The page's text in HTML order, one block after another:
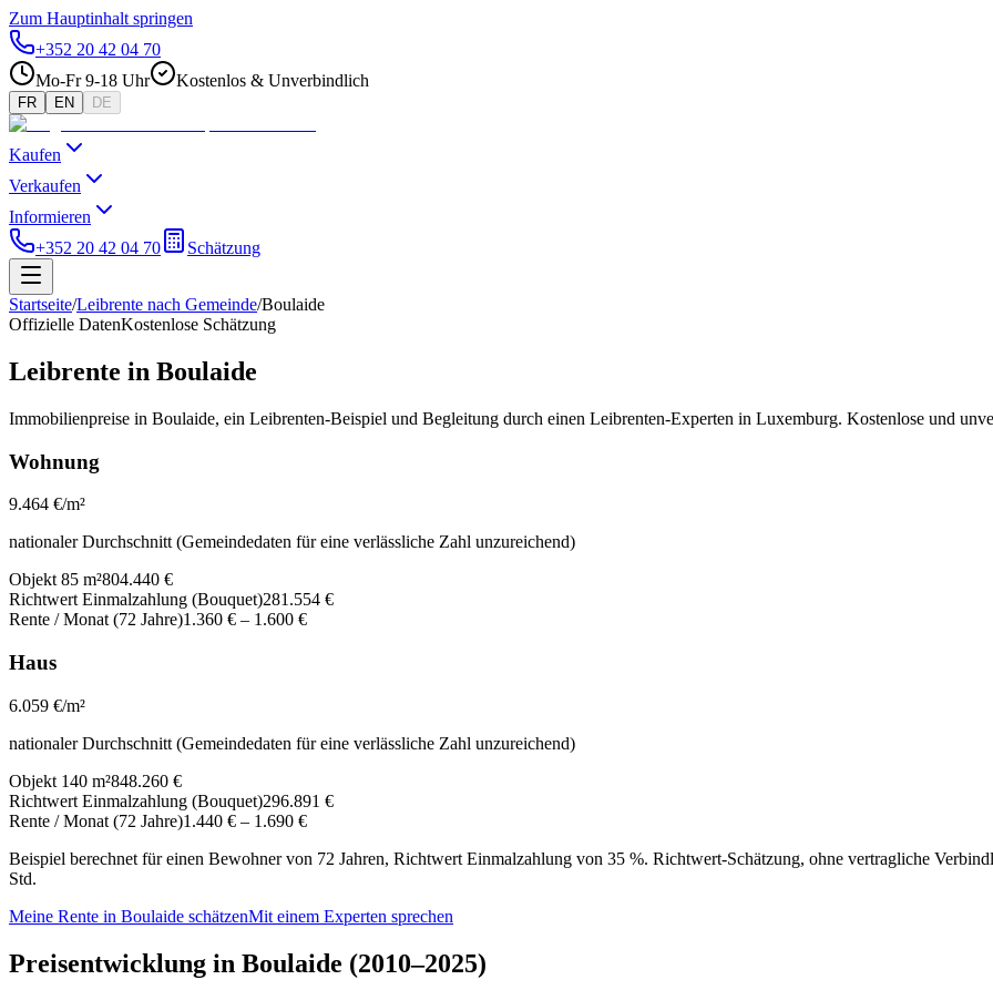
Zum Hauptinhalt springen
+352 20 42 04 70
Mo-Fr 9-18 Uhr
Kostenlos & Unverbindlich
FR EN DE
Kaufen
Verkaufen
Informieren
+352 20 42 04 70
Schätzung
Startseite/Leibrente nach Gemeinde/Boulaide
Offizielle DatenKostenlose Schätzung
Leibrente in Boulaide
Immobilienpreise in Boulaide, ein Leibrenten-Beispiel und Begleitung durch einen Leibrenten-Experten in Luxemburg. Kostenlose und
Wohnung
9.464 €/m²
nationaler Durchschnitt (Gemeindedaten für eine verlässliche Zahl unzureichend)
Objekt 85 m²804.440 €
Richtwert Einmalzahlung (Bouquet)281.554 €
Rente / Monat (72 Jahre)1.360 € – 1.600 €
Haus
6.059 €/m²
nationaler Durchschnitt (Gemeindedaten für eine verlässliche Zahl unzureichend)
Objekt 140 m²848.260 €
Richtwert Einmalzahlung (Bouquet)296.891 €
Rente / Monat (72 Jahre)1.440 € – 1.690 €
Beispiel berechnet für einen Bewohner von 72 Jahren, Richtwert Einmalzahlung von 35 %. Richtwert-Schätzung, ohne vertragliche
Std.
Meine Rente in Boulaide schätzenMit einem Experten sprechen
Preisentwicklung in Boulaide (2010–2025)